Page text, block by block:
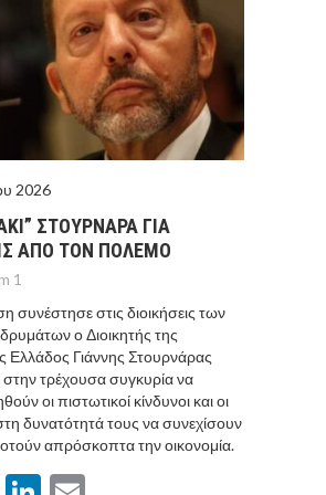
2026
ΣΤΟΥΡΝΑΡΑ ΓΙΑ
ΑΠΟ ΤΟΝ ΠΟΛΕΜΟ
1
συνέστησε στις διοικήσεις των
ο Διοικητής της
Ελλάδος Γιάννης Στουρνάρας
τρέχουσα συγκυρία να
οι πιστωτικοί κίνδυνοι και οι
δυνατότητά τους να συνεχίσουν
απρόσκοπτα την οικονομία.